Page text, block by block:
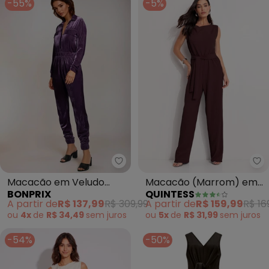
-55%
bonprix - Macacão em Veludo
Macacão em Veludo
Purple
BONPRIX
A partir deR$ 137,99R$ 309,99
ou 4x de R$ 34,49 sem juros
-5%
Macacão (Marrom) em
Malha Texturizada
QUINTESS
A partir deR$ 159,99R$
ou 5x de R$ 31,99 sem juros
-54% -50%